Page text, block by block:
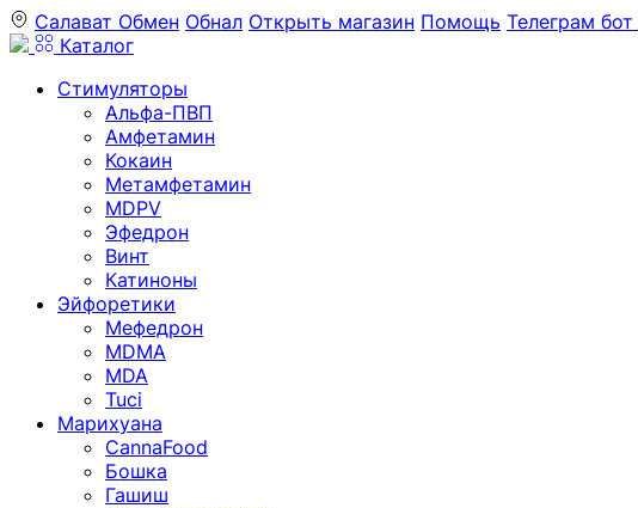
Салават Обмен Обнал Открыть магазин Помощь Телеграм бот
Каталог
Стимуляторы
Альфа-ПВП
Амфетамин
Кокаин
Метамфетамин
MDPV
Эфедрон
Винт
Катиноны
Эйфоретики
Мефедрон
MDMA
MDA
Tuci
Марихуана
CannaFood
Бошка
Гашиш